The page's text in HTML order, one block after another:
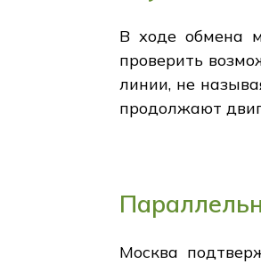
В ходе обмена
проверить
линии, не
продолжают
Москва